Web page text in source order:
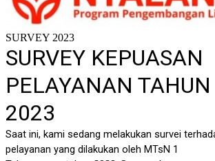
SURVEY 2023